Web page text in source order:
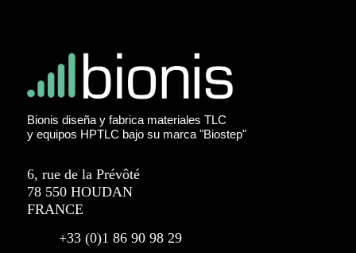
Bionis diseña y fabrica materiales TLC
y equipos HPTLC bajo su marca "Biostep"
6, rue de la Prévôté
78 550 HOUDAN
FRANCE
+33 (0)1 86 90 98 29